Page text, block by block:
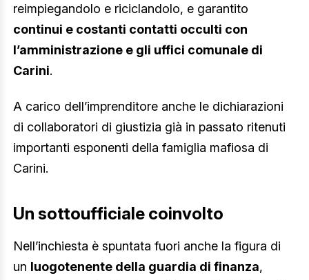
reimpiegandolo e riciclandolo, e garantito
continui e costanti contatti occulti con
l’amministrazione e gli uffici comunale di
Carini.
A carico dell’imprenditore anche le dichiarazioni
di collaboratori di giustizia già in passato ritenuti
importanti esponenti della famiglia mafiosa di
Carini.
Un sottoufficiale coinvolto
Nell’inchiesta è spuntata fuori anche la figura di
un luogotenente della guardia di finanza,